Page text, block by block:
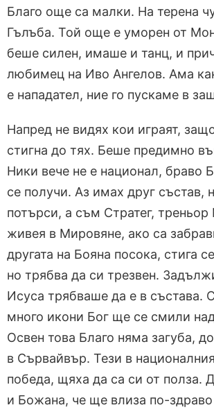
Благо още са малки. На терена
Гълъба. Той още е уморен от
беше силен, имаше и танц, и
любимец на Иво Ангелов. Ама
е нападател, ние го пускаме в
Напред не видях кои играят,
стигна до тях. Беше предимно
Ники вече не е национал, браво
се получи. Аз имах друг състав,
потърси, а съм Стратег,
живея в Мировяне, ако са
другата на Бояна посока, стига
но трябва да си трезвен.
Исуса трябваше да е в състава.
много икони Бог ще се смили
Освен това Благо няма загуба,
в Сървайвър. Тези в
победа, щяха да са си от полза.
и Божана, че ще влиза по-